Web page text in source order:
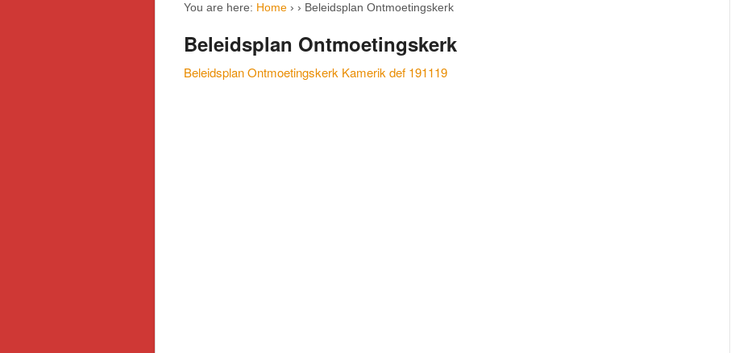
You are here: Home › › Beleidsplan Ontmoetingskerk
Beleidsplan Ontmoetingskerk
Beleidsplan Ontmoetingskerk Kamerik def 191119